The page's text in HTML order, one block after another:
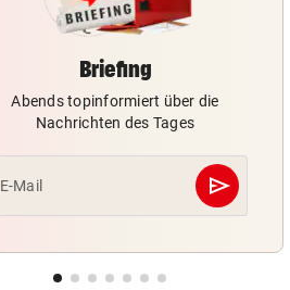
Briefing
Abends topinformiert über die
Nachrichten des Tages
E-Mail send
Abschicken